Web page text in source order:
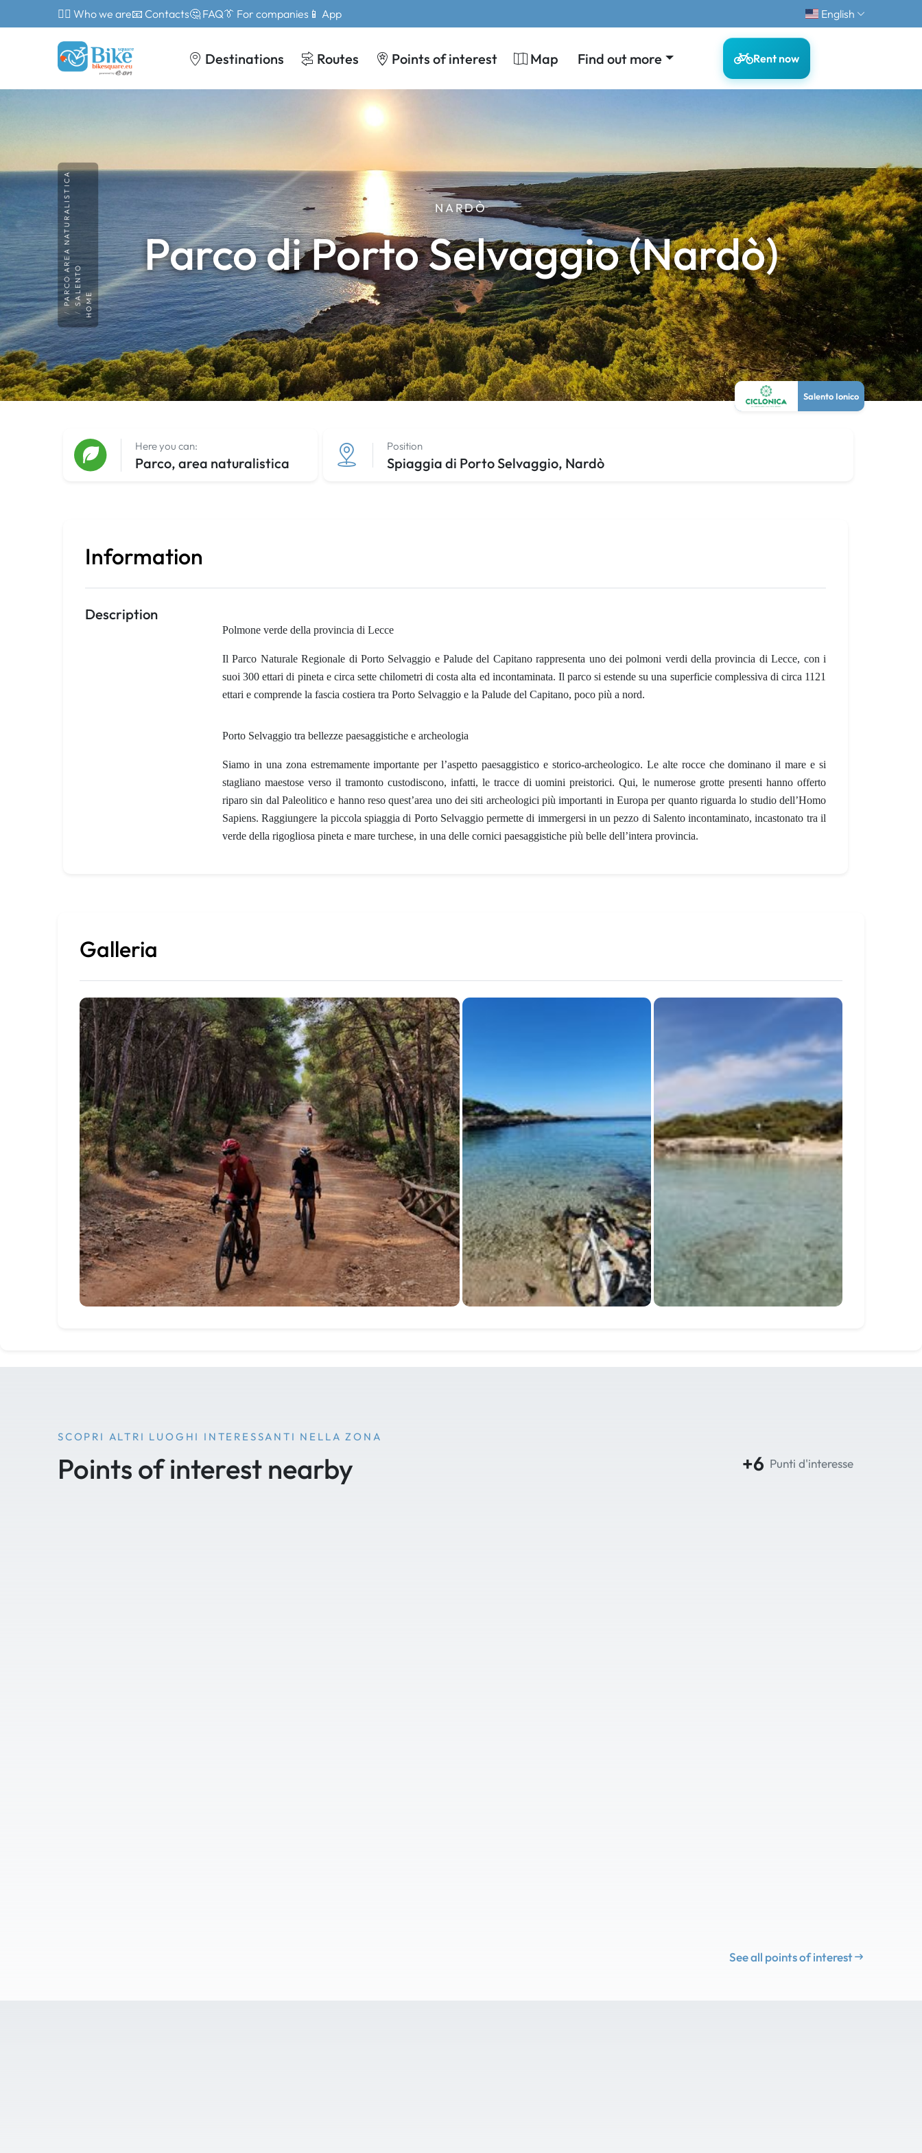
🙎‍♂️ Who we are📧 Contacts🤔 FAQ👔 For companies 📱 App English
Destinations Routes Points of interest Map Find out more Rent now
NARDÒ
Parco di Porto Selvaggio (Nardò)
HOME
SALENTO
PARCO AREA NATURALISTICA
Salento Ionico
Here you can:
Parco, area naturalistica
Position
Spiaggia di Porto Selvaggio, Nardò
Information
Description
Polmone verde della provincia di Lecce
IlParco Naturale Regionale di Porto Selvaggio e Palude del Capitanorappresenta uno dei polmoni verdi della provincia di Lecce, con i
suoi 300 ettari di pineta e circa sette chilometri di costa alta ed incontaminata. Il parco si estende su una superficie complessiva di circa 1121
ettari e comprende la fascia costiera tra Porto Selvaggio e la Palude del Capitano, poco più a nord.
Porto Selvaggio tra bellezze paesaggistiche e archeologia
Siamo in una zona estremamente importante per l’aspetto paesaggistico e storico-archeologico. Le alte rocce che dominano il mare e si
stagliano maestose verso il tramonto custodiscono, infatti, le tracce di uomini preistorici. Qui, le numerose grotte presenti hanno offerto
riparo sin dal Paleolitico e hanno reso quest’area uno dei siti archeologici più importanti in Europa per quanto riguarda lo studio dell’Homo
Sapiens.Raggiungere la piccola spiaggia di Porto Selvaggio permette di immergersi in un pezzo di Salento incontaminato, incastonato tra il
verde della rigogliosa pineta e mare turchese, in una delle cornici paesaggistiche più belle dell’intera provincia.
Galleria
SCOPRI ALTRI LUOGHI INTERESSANTI NELLA ZONA
Points of interest nearby +6 Punti d'interesse
See all points of interest